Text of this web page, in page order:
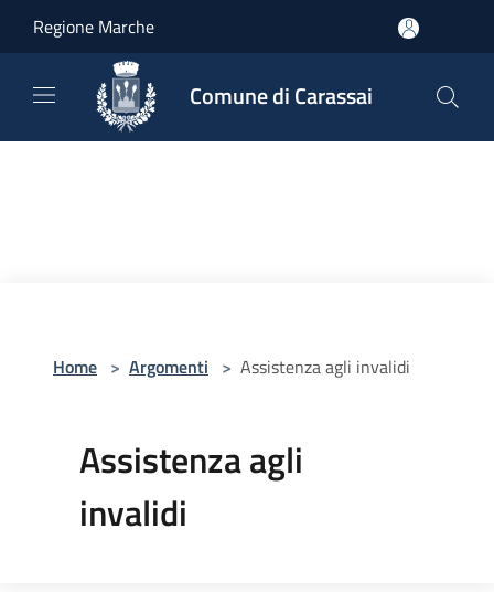
Regione Marche
Comune di Carassai
Home > Argomenti > Assistenza agli invalidi
Assistenza agli
invalidi